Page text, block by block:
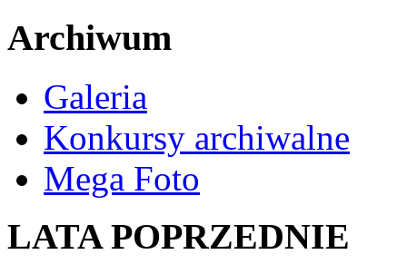
Archiwum
Galeria
Konkursy archiwalne
Mega Foto
LATA POPRZEDNIE